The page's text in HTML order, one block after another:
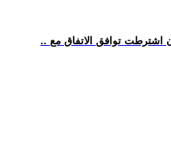
اشترطت توافق الاتفاق مع